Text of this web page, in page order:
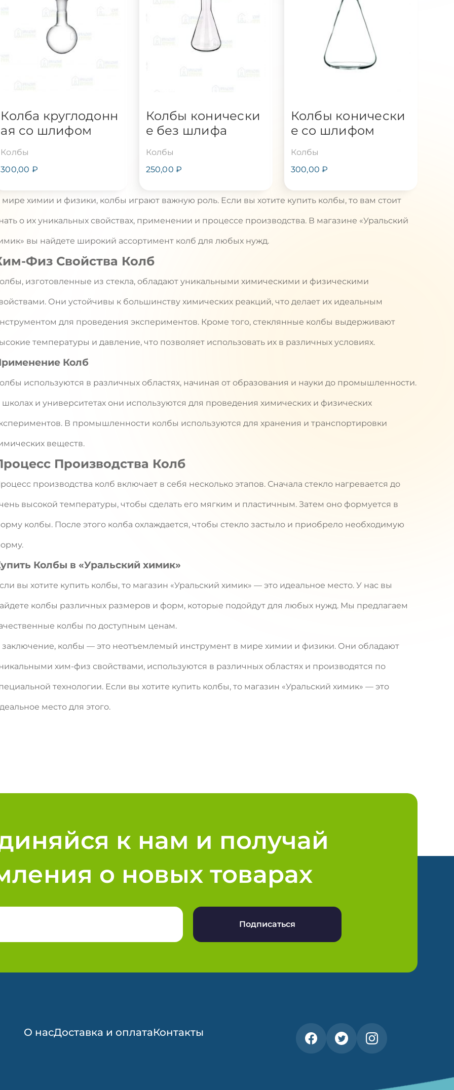
Колба круглодонн
ая со шлифом
Колбы
300,00 ₽
Колбы конически
е без шлифа
Колбы
250,00 ₽
Колбы конически
е со шлифом
Колбы
300,00₽
мире химии и физики, колбы играют важную роль. Если вы хотите купить колбы, то вам стоит
о их уникальных свойствах, применении и процессе производства. В магазине «Уральский
вы найдете широкий ассортимент колб для любых нужд.
Физ Свойства Колб
изготовленные из стекла, обладают уникальными химическими и физическими
Они устойчивы к большинству химических реакций, что делает их идеальным
для проведения экспериментов. Кроме того, стеклянные колбы выдерживают
температуры и давление, что позволяет использовать их в различных условиях.
Колб
используются в различных областях, начиная от образования и науки до промышленности.
школах и университетах они используются для проведения химических и физических
В промышленности колбы используются для хранения и транспортировки
веществ.
Производства Колб
производства колб включает в себя несколько этапов. Сначала стекло нагревается до
высокой температуры, чтобы сделать его мягким и пластичным. Затем оно формуется в
колбы. После этого колба охлаждается, чтобы стекло застыло и приобрело необходимую
Колбы в «Уральский химик»
вы хотите купить колбы, то магазин «Уральский химик» — это идеальное место. У нас вы
колбы различных размеров и форм, которые подойдут для любых нужд. Мы предлагаем
колбы по доступным ценам.
заключение, колбы — это неотъемлемый инструмент в мире химии и физики. Они обладают
хим-физ свойствами, используются в различных областях и производятся по
технологии. Если вы хотите купить колбы, то магазин «Уральский химик» — это
место для этого.
к нам и получай
о новых товарах
О насДоставка и оплатаКонтакты